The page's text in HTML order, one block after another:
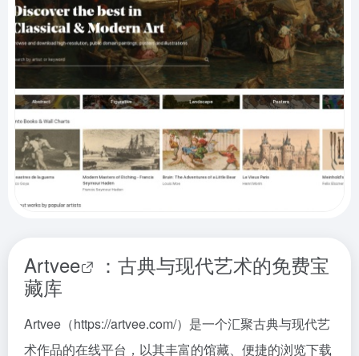
Artvee
：古典与现代艺术的免费宝
藏库
Artvee（https://artvee.com/）是一个汇聚古典与现代艺
术作品的在线平台，以其丰富的馆藏、便捷的浏览下载